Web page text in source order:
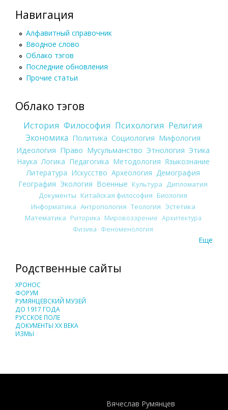
Навигация
Алфавитный справочник
Вводное слово
Облако тэгов
Последние обновления
Прочие статьи
Облако тэгов
История Философия Психология Религия
Экономика Политика Социология Мифология
Идеология Право Мусульманство Этнология Этика
Наука Логика Педагогика Методология Языкознание
Литература Искусство Археология Демография
География Экология Военные Культура
Дипломатия
Документы Китайская философия Биология
Информатика Антропология Теология Эстетика
Математика Риторика Мировоззрение Архитектура
Физика Феноменология
Еще
Родственные сайты
ХРОНОС
ФОРУМ
РУМЯНЦЕВСКИЙ МУЗЕЙ
ДО 1917 ГОДА
РУССКОЕ ПОЛЕ
ДОКУМЕНТЫ XX ВЕКА
ИЗМЫ
Вячеслав Румянцев